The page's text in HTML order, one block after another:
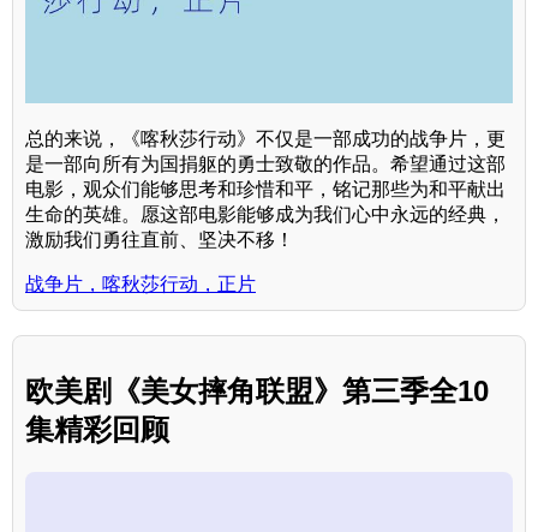
总的来说，《喀秋莎行动》不仅是一部成功的战争片，更
是一部向所有为国捐躯的勇士致敬的作品。希望通过这部
电影，观众们能够思考和珍惜和平，铭记那些为和平献出
生命的英雄。愿这部电影能够成为我们心中永远的经典，
激励我们勇往直前、坚决不移！
战争片，喀秋莎行动，正片
欧美剧《美女摔角联盟》第三季全10
集精彩回顾